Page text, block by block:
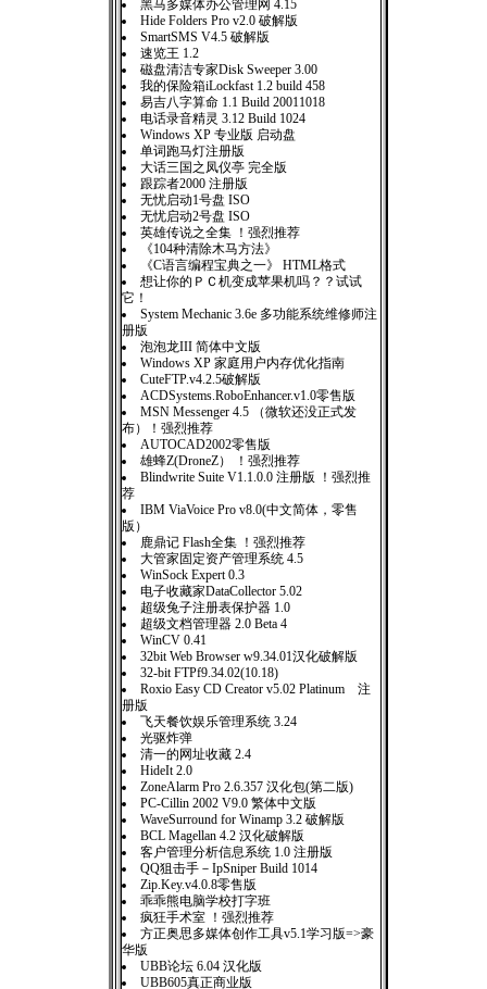
黑马多媒体办公管理网 4.15
Hide Folders Pro v2.0 破解版
SmartSMS V4.5 破解版
速览王 1.2
磁盘清洁专家Disk Sweeper 3.00
我的保险箱iLockfast 1.2 build 458
易吉八字算命 1.1 Build 20011018
电话录音精灵 3.12 Build 1024
Windows XP 专业版 启动盘
单词跑马灯注册版
大话三国之凤仪亭 完全版
跟踪者2000 注册版
无忧启动1号盘 ISO
无忧启动2号盘 ISO
英雄传说之全集 ！强烈推荐
《104种清除木马方法》
《C语言编程宝典之一》 HTML格式
想让你的ＰＣ机变成苹果机吗？？试试
它！
System Mechanic 3.6e 多功能系统维修师注
册版
泡泡龙III 简体中文版
Windows XP 家庭用户内存优化指南
CuteFTP.v4.2.5破解版
ACDSystems.RoboEnhancer.v1.0零售版
MSN Messenger 4.5 （微软还没正式发
布）！强烈推荐
AUTOCAD2002零售版
雄蜂Z(DroneZ） ！强烈推荐
Blindwrite Suite V1.1.0.0 注册版 ！强烈推
荐
IBM ViaVoice Pro v8.0(中文简体，零售
版）
鹿鼎记 Flash全集 ！强烈推荐
大管家固定资产管理系统 4.5
WinSock Expert 0.3
电子收藏家DataCollector 5.02
超级兔子注册表保护器 1.0
超级文档管理器 2.0 Beta 4
WinCV 0.41
32bit Web Browser w9.34.01汉化破解版
32-bit FTPf9.34.02(10.18)
Roxio Easy CD Creator v5.02 Platinum 注
册版
飞天餐饮娱乐管理系统 3.24
光驱炸弹
清一的网址收藏 2.4
HideIt 2.0
ZoneAlarm Pro 2.6.357 汉化包(第二版)
PC-Cillin 2002 V9.0 繁体中文版
WaveSurround for Winamp 3.2 破解版
BCL Magellan 4.2 汉化破解版
客户管理分析信息系统 1.0 注册版
QQ狙击手－IpSniper Build 1014
Zip.Key.v4.0.8零售版
乖乖熊电脑学校打字班
疯狂手术室 ！强烈推荐
方正奥思多媒体创作工具v5.1学习版=>豪
华版
UBB论坛 6.04 汉化版
UBB605真正商业版